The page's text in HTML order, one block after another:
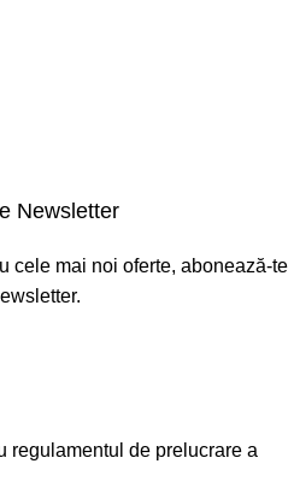
Newsletter
cele mai noi oferte, abonează-te
regulamentul de prelucrare a